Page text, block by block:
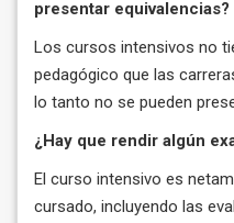
presentar equivalencias?
Los cursos intensivos no
pedagógico que las
lo tanto no se pueden
¿Hay que rendir algún
El curso intensivo es
cursado, incluyendo las